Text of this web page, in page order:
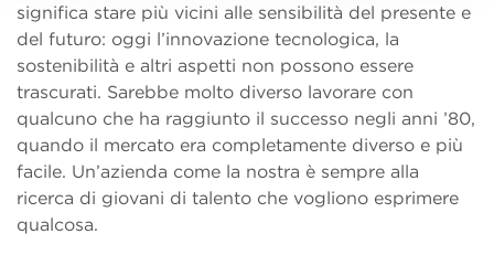
significa stare più vicini alle sensibilità del presente e
del futuro: oggi l’innovazione tecnologica, la
sostenibilità e altri aspetti non possono essere
trascurati. Sarebbe molto diverso lavorare con
qualcuno che ha raggiunto il successo negli anni ’80,
quando il mercato era completamente diverso e più
facile. Un’azienda come la nostra è sempre alla
ricerca di giovani di talento che vogliono esprimere
qualcosa.